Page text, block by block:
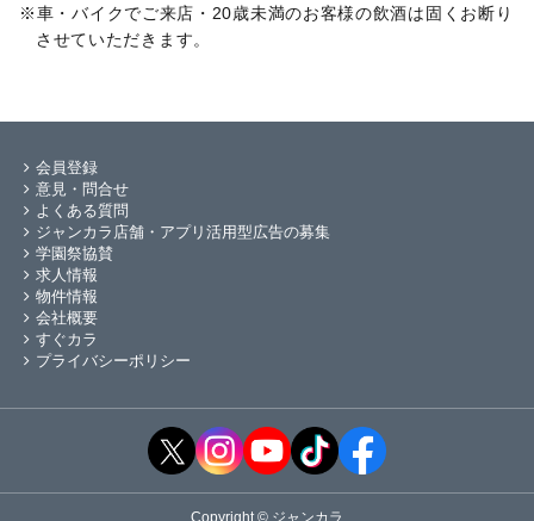
車・バイクでご来店・20歳未満のお客様の飲酒は固くお断り
させていただきます。
会員登録
意見・問合せ
よくある質問
ジャンカラ店舗・アプリ活用型広告の募集
学園祭協賛
求人情報
物件情報
会社概要
すぐカラ
プライバシーポリシー
Copyright © ジャンカラ